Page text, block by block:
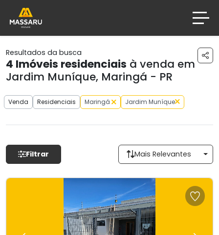
Resultados da busca
4 Imóveis residenciais à venda em
Jardim Muníque, Maringá - PR
Venda Residenciais Maringá Jardim Muníque
Filtrar Mais Relevantes